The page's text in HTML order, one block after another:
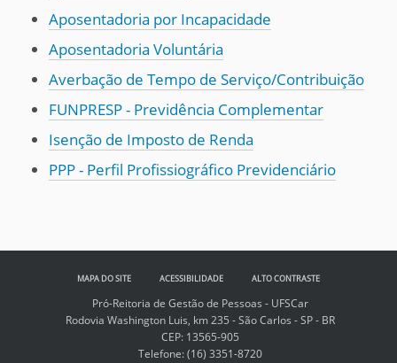
Aposentadoria por Incapacidade
Aposentadoria Voluntária
Averbação de Tempo de Serviço/Contribuição
FUNPRESP - Previdência Complementar
Isenção de Imposto de Renda
PPP - Perfil Profissiográfico Previdenciário
MAPA DO SITE ACESSIBILIDADE ALTO CONTRASTE
Pró-Reitoria de Gestão de Pessoas - UFSCar
Rodovia Washington Luis, km 235 - São Carlos - SP - BR
CEP: 13565-905
Telefone:(16) 3351-8720